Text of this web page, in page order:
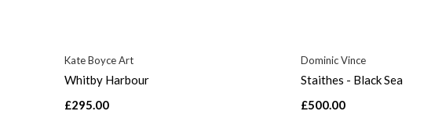
Kate Boyce Art
Whitby Harbour
£295.00
Dominic Vince
Staithes - Black Sea
£500.00